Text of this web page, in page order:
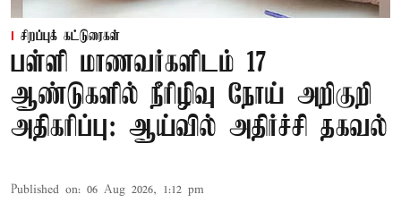
சிறப்புக் கட்டுரைகள்
பள்ளி மாணவர்களிடம் 17
ஆண்டுகளில் நீரிழிவு நோய் அறிகுறி
அதிகரிப்பு: ஆய்வில் அதிர்ச்சி தகவல்
Published on: 06 Aug 2026, 1:12 pm